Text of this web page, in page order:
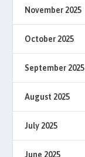
November 2025
October 2025
September 2025
August 2025
July 2025
June 2025